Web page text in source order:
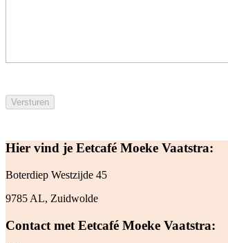
Hier vind je Eetcafé Moeke Vaatstra:
Boterdiep Westzijde 45
9785 AL, Zuidwolde
Contact met Eetcafé Moeke Vaatstra: